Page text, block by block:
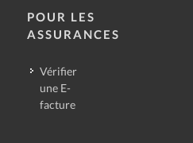
POUR LES
ASSURANCES
Vérifier
une E-
facture